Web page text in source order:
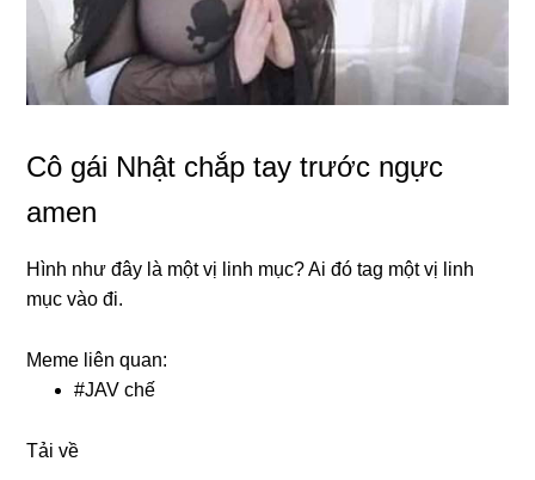
Cô gái Nhật chắp tay trước ngực
amen
Hình như đây là một vị linh mục? Ai đó tag một vị linh
mục vào đi.
Meme liên quan:
#JAV chế
Tải về